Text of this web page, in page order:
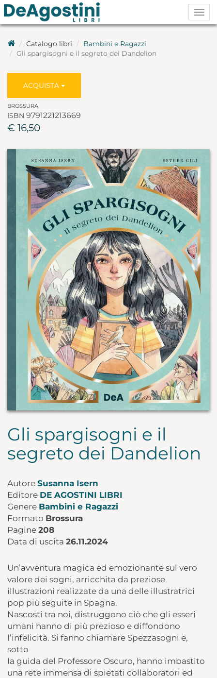
Catalogo libri
Bambini e Ragazzi
Gli spargisogni e il segreto dei Dandelion
ACQUISTA
BROSSURA
ISBN 9791221213669
€ 16,50
Gli spargisogni e il
segreto dei Dandelion
Autore Susanna Isern
Editore DE AGOSTINI LIBRI
Genere Bambini e Ragazzi
Formato Brossura
Pagine 208
Data di uscita 26.11.2024
Un’avventura magica ed emozionante sul vero
valore dei sogni, arricchita da preziose
illustrazioni realizzate da una delle illustratrici
pop più seguite in Spagna.
Nascosti tra noi, distruggono ciò che gli esseri
umani hanno di più prezioso e diffondono
l’infelicità. Si fanno chiamare Spezzasogni e,
sotto
la guida del Professore Oscuro, hanno imbastito
una rete immensa di spietati collaboratori ed